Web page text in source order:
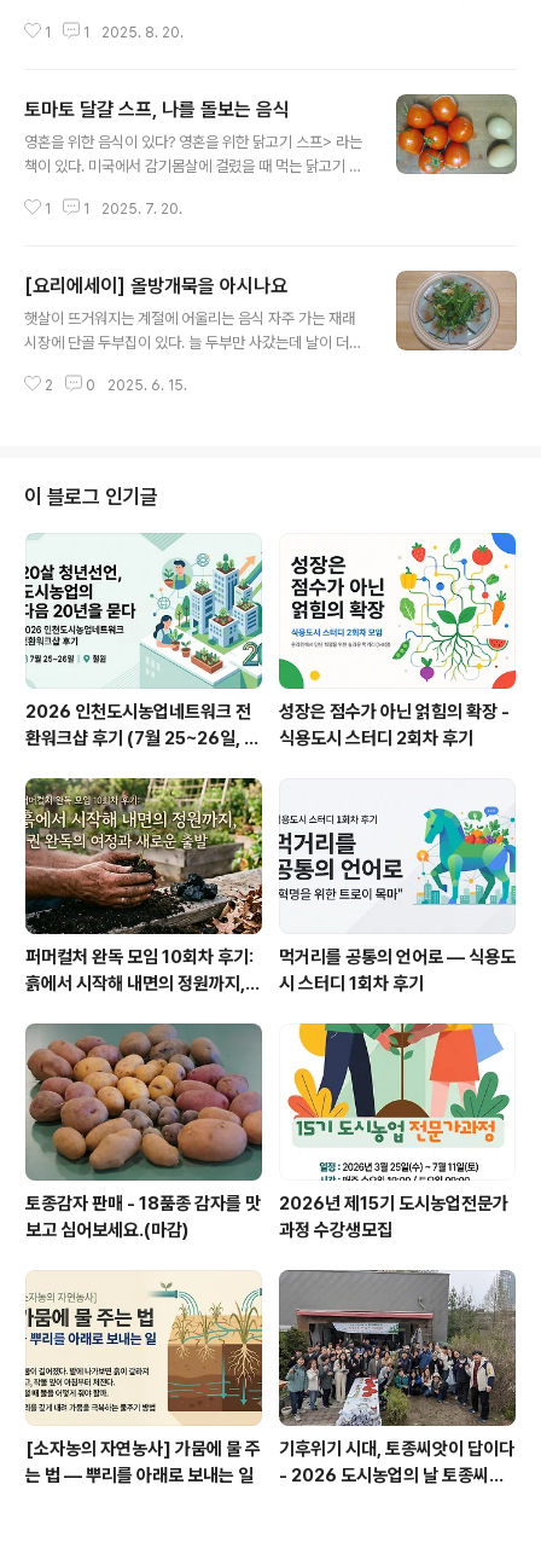
모를 듯, 익숙한 듯 낯선 음식 이름이 책장을 넘길 때마다
리고 영양가가 높다. 감자는 구황작물로 알려져 있지만, 탄
샐러드를 만들면 다채로운 맛과 식감을 즐길 수 있다. 빵에
발라 먹기 좋은 감자 샐러드 맛도 맛이지만 감자샐러드는
간편하게 먹을 수 있는 음식이다. 나는 점심을 아침보다 가
에 먹고 아침 6시에 일어나니 12시간 넘게 공복으로 있는
1 1 2025. 8. 20.
토마토 달걀 스프, 나를 돌보는 음식
영혼을 위한 음식이 있다? 영혼을 위한 닭고기 스프> 라는
책이 있다. 미국에서 감기몸살에 걸렸을 때 먹는 닭고기 스
를 모아 놓은 책이다. 류시화 시인이 번역한 이야기는 그 자
풍이 불었고, 지금도 인터넷에 ‘닭고기 스프’를 검색하면
‘영혼을 위한’이라는 말이 심심치 않게 등장한다. 집안의 전
통으로 전해지는 돌봄 음식 누구에게나 ‘닭고기 스프’와 비
만화에서는 주인공인 소녀가 입덧으로 고생하는 이복 언니
1 1 2025. 7. 20.
[요리에세이] 올방개묵을 아시나요
햇살이 뜨거워지는 계절에 어울리는 음식 자주 가는 재래
시장에 단골 두부집이 있다. 늘 두부만 사갔는데 날이 더워
리묵 옆에 하얀색 묵도 있었다. 올방개묵. 처음 들어보는 이
냉면, 메밀국수처럼 시원한 면을 떠올리는 이가 많겠지만,
면을 익히려면 어쩔 수 없이 뜨거운 불 앞에서 서야한다는
게 아쉽다. 수고를 덜하고 싶을 때는 묵이 최고다. 차가운
묵을 뚝뚝 잘라 제철 채소와 함께 간장과 참기름, 고춧가루
에 조물조물 무쳐서 먹으면 불도 쓰지 않고 푸짐하게 한 끼
를 즐길 수 ..
2 0 2025. 6. 15.
이 블로그 인기글
2026 인천도시농업네트워크 전
환워크샵 후기 (7월 25~26일, 철
성장은 점수가 아닌 얽힘의 확장 -
식용도시 스터디 2회차 후기
퍼머컬처 완독 모임 10회차 후기:
흙에서 시작해 내면의 정원까지, 1
먹거리를 공통의 언어로 — 식용도
시 스터디 1회차 후기
토종감자 판매 - 18품종 감자를 맛
보고 심어보세요.(마감)
2026년 제15기 도시농업전문가
과정 수강생모집
[소자농의 자연농사] 가뭄에 물 주
는 법 — 뿌리를 아래로 보내는 일
기후위기 시대, 토종씨앗이 답이다
- 2026 도시농업의 날 토종씨앗